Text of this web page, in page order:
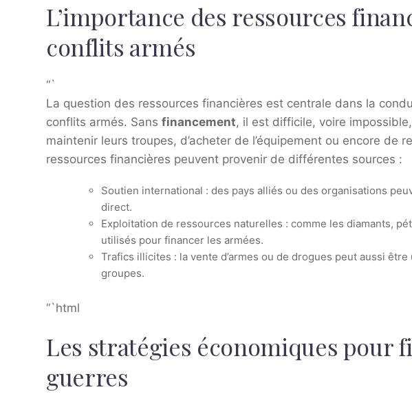
L’importance des ressources
conflits armés
“`
La question des ressources financières est centrale dans la
conflits armés. Sans financement, il est difficile, voire
maintenir leurs troupes, d’acheter de l’équipement ou encore de
ressources financières peuvent provenir de différentes sources :
Soutien international : des pays alliés ou des organisations
direct.
Exploitation de ressources naturelles : comme les diamants,
utilisés pour financer les armées.
Trafics illicites : la vente d’armes ou de drogues peut aussi
groupes.
“`html
Les stratégies économiques pour
guerres